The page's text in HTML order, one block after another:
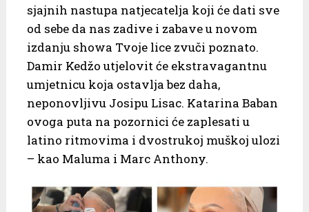
sjajnih nastupa natjecatelja koji će dati sve
od sebe da nas zadive i zabave u novom
izdanju showa Tvoje lice zvuči poznato.
Damir Kedžo utjelovit će ekstravagantnu
umjetnicu koja ostavlja bez daha,
neponovljivu Josipu Lisac. Katarina Baban
ovoga puta na pozornici će zaplesati u
latino ritmovima i dvostrukoj muškoj ulozi
– kao Maluma i Marc Anthony.